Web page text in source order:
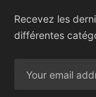
Recevez les
différentes